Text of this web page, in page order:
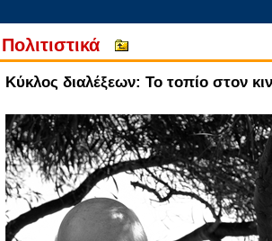
Πολιτιστικά
Κύκλος διαλέξεων: Το τοπίο στον